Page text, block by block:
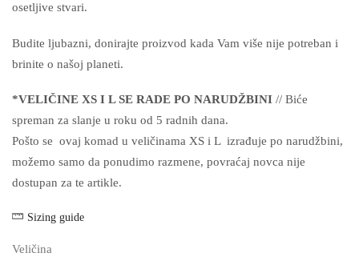
osetljive stvari.
Budite ljubazni, donirajte proizvod kada Vam više nije potreban i
brinite o našoj planeti.
*VELIČINE XS I L SE RADE PO NARUDŽBINI // Biće
spreman za slanje u roku od 5 radnih dana.
Pošto se ovaj komad u veličinama XS i L izrađuje po narudžbini,
možemo samo da ponudimo razmene, povraćaj novca nije
dostupan za te artikle.
Sizing guide
Veličina